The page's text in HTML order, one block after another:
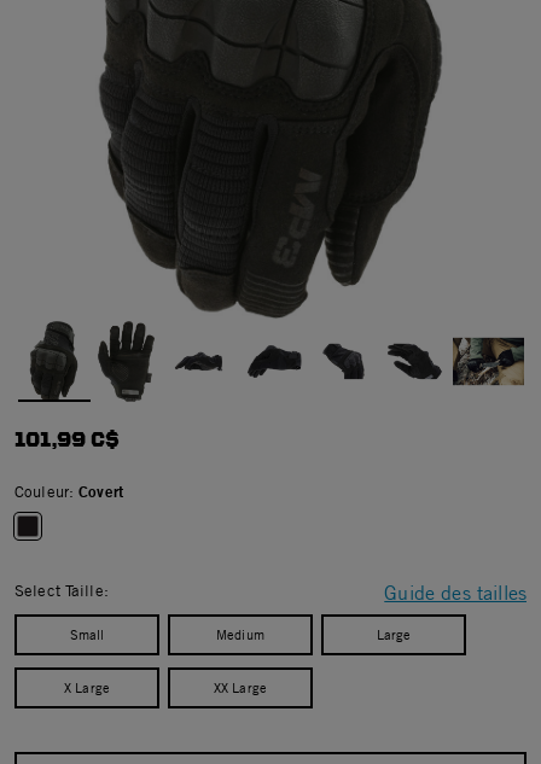
101,99 C$
Couleur:Covert
Guide des tailles
Select Taille:
Small Medium Large
X Large XX Large